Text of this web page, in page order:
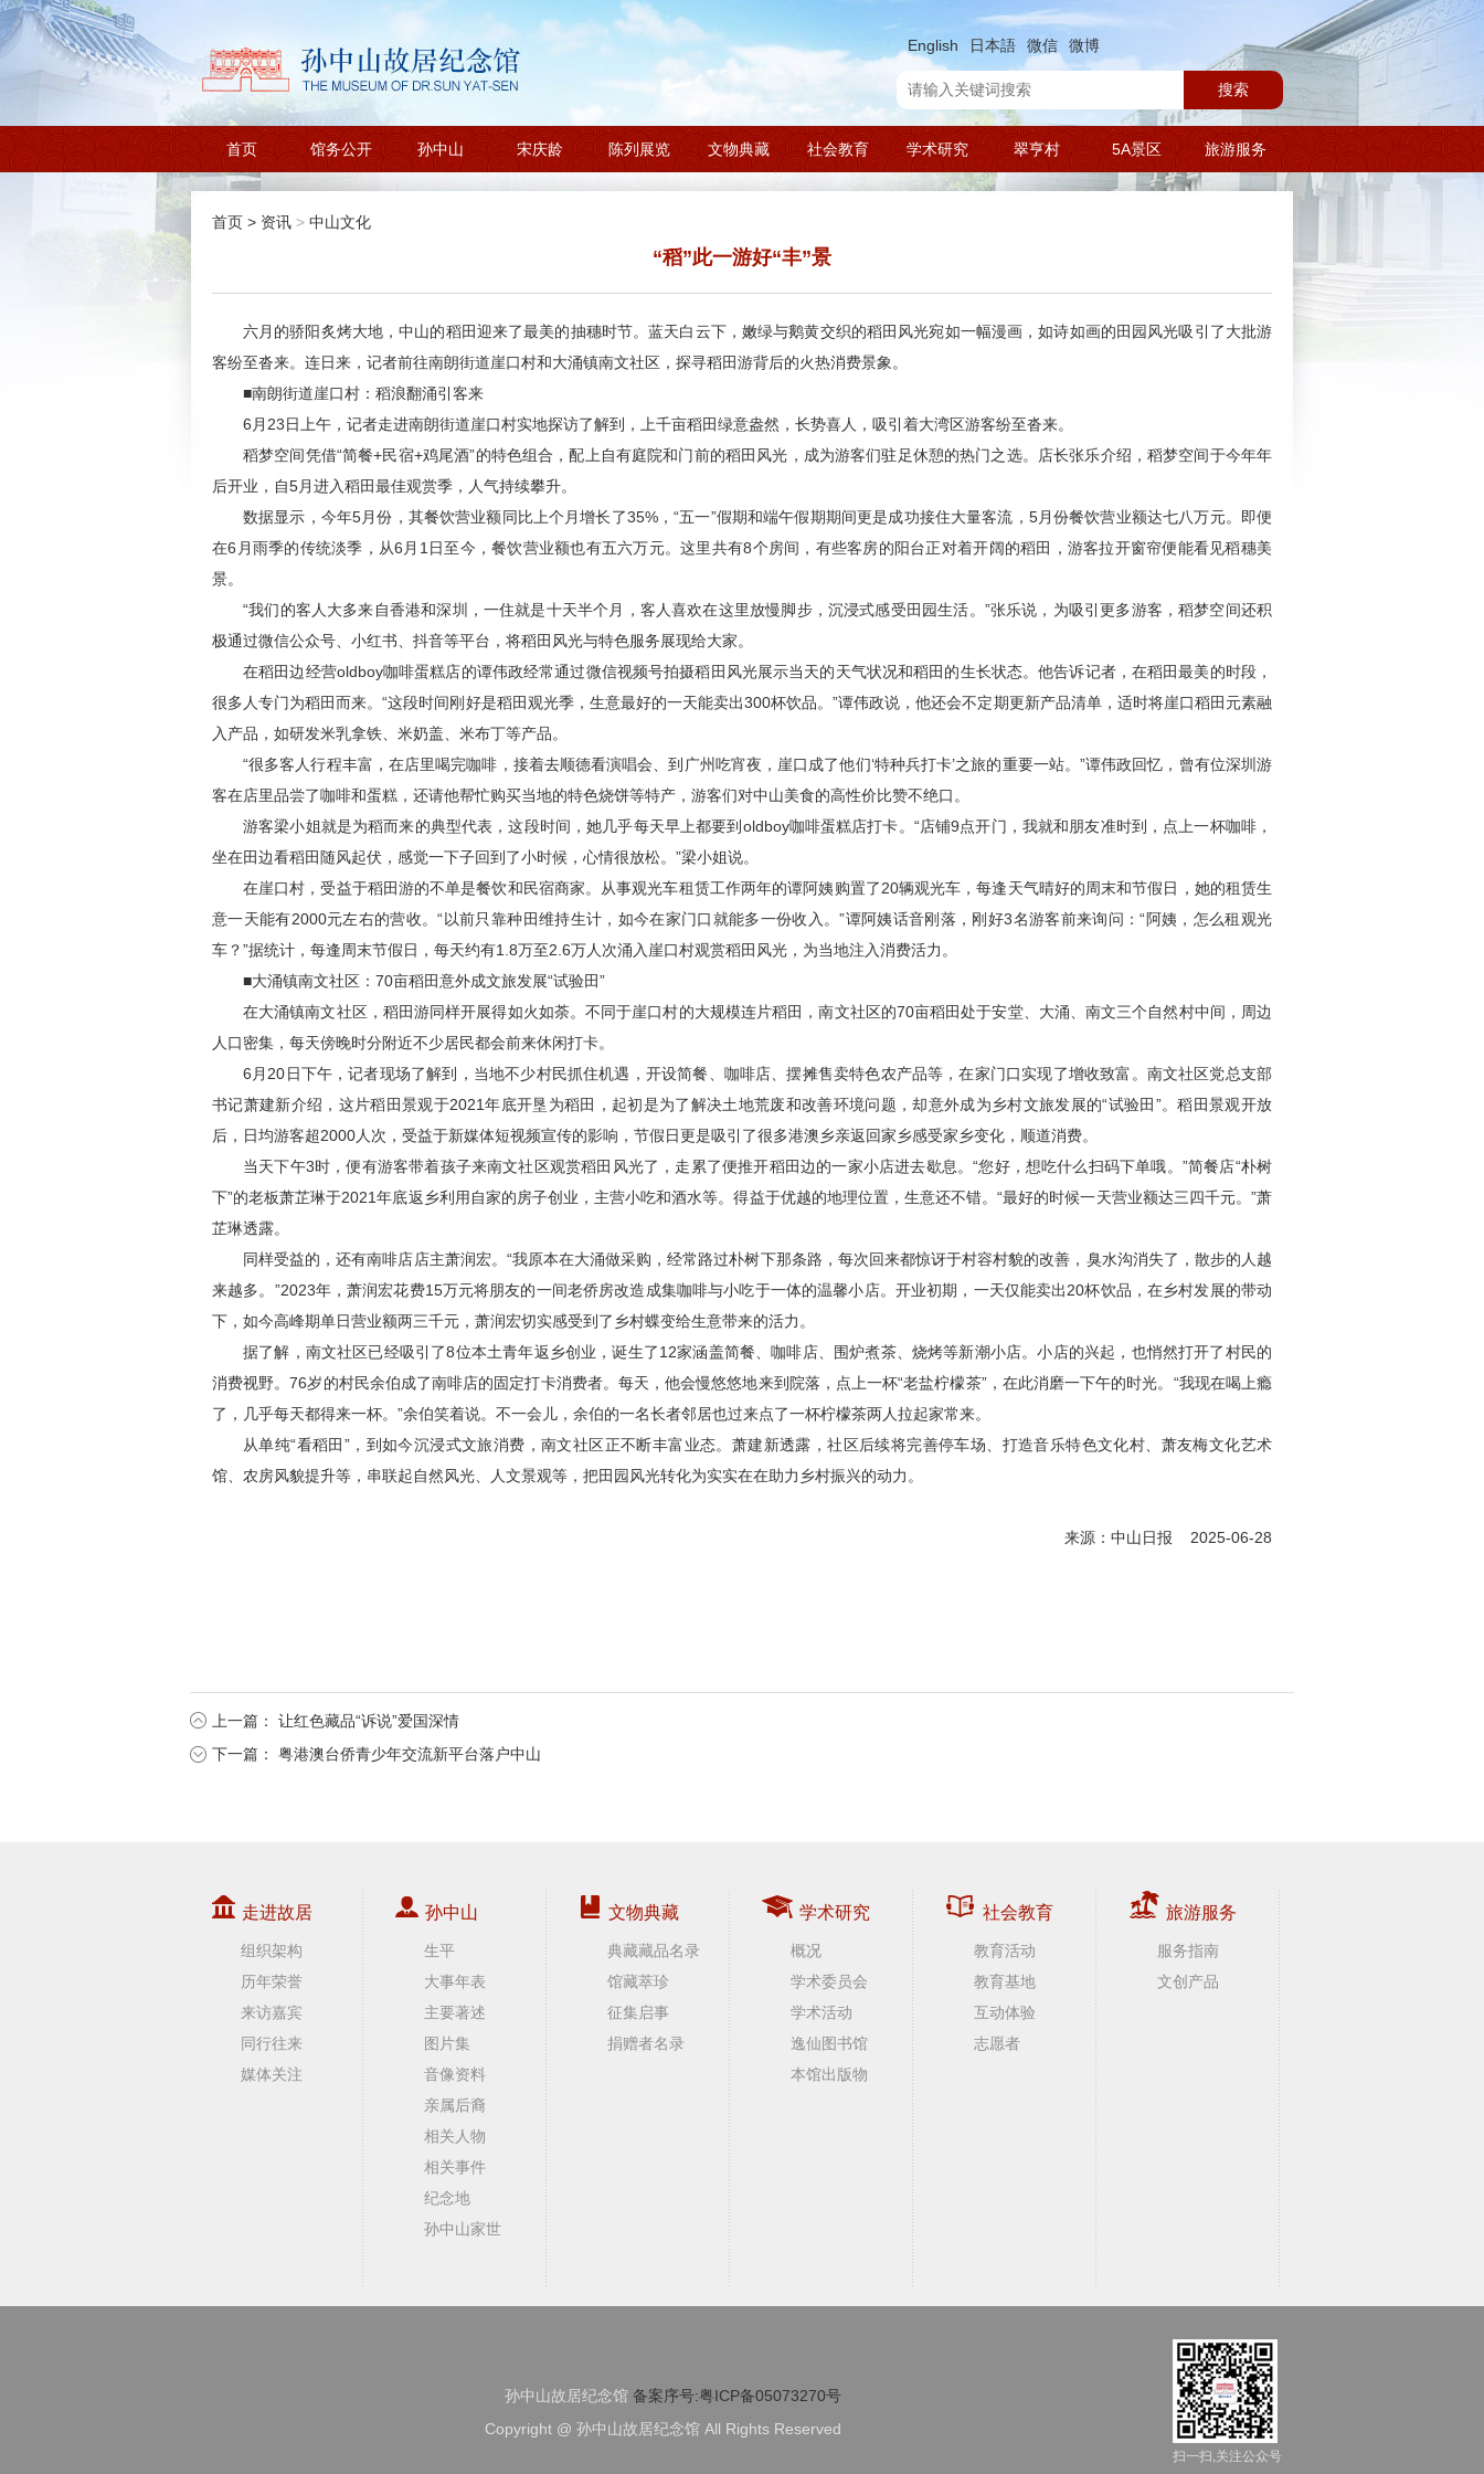
English 日本語 微信 微博
搜索
首页 馆务公开 孙中山 宋庆龄 陈列展览 文物典藏 社会教育 学术研究 翠亨村 5A景区 旅游服务
首页 > 资讯 > 中山文化
“稻”此一游好“丰”景
六月的骄阳炙烤大地，中山的稻田迎来了最美的抽穗时节。蓝天白云下，嫩绿与鹅黄交织的稻田风光宛如一幅漫画，如诗如画的田园风光吸引了大批游
客纷至沓来。连日来，记者前往南朗街道崖口村和大涌镇南文社区，探寻稻田游背后的火热消费景象。
■南朗街道崖口村：稻浪翻涌引客来
6月23日上午，记者走进南朗街道崖口村实地探访了解到，上千亩稻田绿意盎然，长势喜人，吸引着大湾区游客纷至沓来。
稻梦空间凭借“简餐+民宿+鸡尾酒”的特色组合，配上自有庭院和门前的稻田风光，成为游客们驻足休憩的热门之选。店长张乐介绍，稻梦空间于今年年
后开业，自5月进入稻田最佳观赏季，人气持续攀升。
数据显示，今年5月份，其餐饮营业额同比上个月增长了35%，“五一”假期和端午假期期间更是成功接住大量客流，5月份餐饮营业额达七八万元。即便
在6月雨季的传统淡季，从6月1日至今，餐饮营业额也有五六万元。这里共有8个房间，有些客房的阳台正对着开阔的稻田，游客拉开窗帘便能看见稻穗美
景。
“我们的客人大多来自香港和深圳，一住就是十天半个月，客人喜欢在这里放慢脚步，沉浸式感受田园生活。”张乐说，为吸引更多游客，稻梦空间还积
极通过微信公众号、小红书、抖音等平台，将稻田风光与特色服务展现给大家。
在稻田边经营oldboy咖啡蛋糕店的谭伟政经常通过微信视频号拍摄稻田风光展示当天的天气状况和稻田的生长状态。他告诉记者，在稻田最美的时段，
很多人专门为稻田而来。“这段时间刚好是稻田观光季，生意最好的一天能卖出300杯饮品。”谭伟政说，他还会不定期更新产品清单，适时将崖口稻田元素融
入产品，如研发米乳拿铁、米奶盖、米布丁等产品。
“很多客人行程丰富，在店里喝完咖啡，接着去顺德看演唱会、到广州吃宵夜，崖口成了他们‘特种兵打卡’之旅的重要一站。”谭伟政回忆，曾有位深圳游
客在店里品尝了咖啡和蛋糕，还请他帮忙购买当地的特色烧饼等特产，游客们对中山美食的高性价比赞不绝口。
游客梁小姐就是为稻而来的典型代表，这段时间，她几乎每天早上都要到oldboy咖啡蛋糕店打卡。“店铺9点开门，我就和朋友准时到，点上一杯咖啡，
坐在田边看稻田随风起伏，感觉一下子回到了小时候，心情很放松。”梁小姐说。
在崖口村，受益于稻田游的不单是餐饮和民宿商家。从事观光车租赁工作两年的谭阿姨购置了20辆观光车，每逢天气晴好的周末和节假日，她的租赁生
意一天能有2000元左右的营收。“以前只靠种田维持生计，如今在家门口就能多一份收入。”谭阿姨话音刚落，刚好3名游客前来询问：“阿姨，怎么租观光
车？”据统计，每逢周末节假日，每天约有1.8万至2.6万人次涌入崖口村观赏稻田风光，为当地注入消费活力。
■大涌镇南文社区：70亩稻田意外成文旅发展“试验田”
在大涌镇南文社区，稻田游同样开展得如火如荼。不同于崖口村的大规模连片稻田，南文社区的70亩稻田处于安堂、大涌、南文三个自然村中间，周边
人口密集，每天傍晚时分附近不少居民都会前来休闲打卡。
6月20日下午，记者现场了解到，当地不少村民抓住机遇，开设简餐、咖啡店、摆摊售卖特色农产品等，在家门口实现了增收致富。南文社区党总支部
书记萧建新介绍，这片稻田景观于2021年底开垦为稻田，起初是为了解决土地荒废和改善环境问题，却意外成为乡村文旅发展的“试验田”。稻田景观开放
后，日均游客超2000人次，受益于新媒体短视频宣传的影响，节假日更是吸引了很多港澳乡亲返回家乡感受家乡变化，顺道消费。
当天下午3时，便有游客带着孩子来南文社区观赏稻田风光了，走累了便推开稻田边的一家小店进去歇息。“您好，想吃什么扫码下单哦。”简餐店“朴树
下”的老板萧芷琳于2021年底返乡利用自家的房子创业，主营小吃和酒水等。得益于优越的地理位置，生意还不错。“最好的时候一天营业额达三四千元。”萧
芷琳透露。
同样受益的，还有南啡店店主萧润宏。“我原本在大涌做采购，经常路过朴树下那条路，每次回来都惊讶于村容村貌的改善，臭水沟消失了，散步的人越
来越多。”2023年，萧润宏花费15万元将朋友的一间老侨房改造成集咖啡与小吃于一体的温馨小店。开业初期，一天仅能卖出20杯饮品，在乡村发展的带动
下，如今高峰期单日营业额两三千元，萧润宏切实感受到了乡村蝶变给生意带来的活力。
据了解，南文社区已经吸引了8位本土青年返乡创业，诞生了12家涵盖简餐、咖啡店、围炉煮茶、烧烤等新潮小店。小店的兴起，也悄然打开了村民的
消费视野。76岁的村民余伯成了南啡店的固定打卡消费者。每天，他会慢悠悠地来到院落，点上一杯“老盐柠檬茶”，在此消磨一下午的时光。“我现在喝上瘾
了，几乎每天都得来一杯。”余伯笑着说。不一会儿，余伯的一名长者邻居也过来点了一杯柠檬茶两人拉起家常来。
从单纯“看稻田”，到如今沉浸式文旅消费，南文社区正不断丰富业态。萧建新透露，社区后续将完善停车场、打造音乐特色文化村、萧友梅文化艺术
馆、农房风貌提升等，串联起自然风光、人文景观等，把田园风光转化为实实在在助力乡村振兴的动力。
来源：中山日报 2025-06-28
上一篇： 让红色藏品“诉说”爱国深情
下一篇： 粤港澳台侨青少年交流新平台落户中山
走进故居
组织架构
历年荣誉
来访嘉宾
同行往来
媒体关注
孙中山
生平
大事年表
主要著述
图片集
音像资料
亲属后裔
相关人物
相关事件
纪念地
孙中山家世
文物典藏
典藏藏品名录
馆藏萃珍
征集启事
捐赠者名录
学术研究
概况
学术委员会
学术活动
逸仙图书馆
本馆出版物
社会教育
教育活动
教育基地
互动体验
志愿者
旅游服务
服务指南
文创产品
孙中山故居纪念馆 备案序号:粤ICP备05073270号
Copyright @ 孙中山故居纪念馆 All Rights Reserved
扫一扫,关注公众号